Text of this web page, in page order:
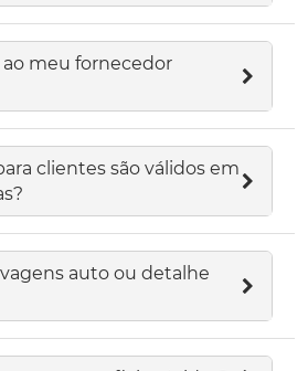
ao meu fornecedor
clientes são válidos em
auto ou detalhe